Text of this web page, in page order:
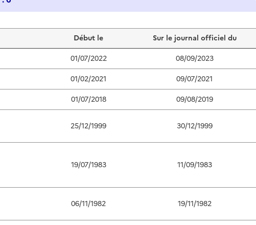
Début le
Sur le journal officiel du
01/07/2022
08/09/2023
01/02/2021
09/07/2021
01/07/2018 09/08/2019
25/12/1999 30/12/1999
19/07/1983 11/09/1983
06/11/1982 19/11/1982